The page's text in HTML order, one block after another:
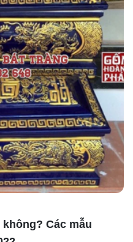
Các mẫu